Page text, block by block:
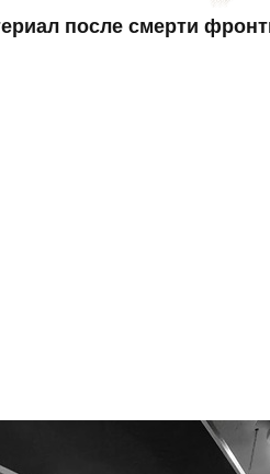
после смерти